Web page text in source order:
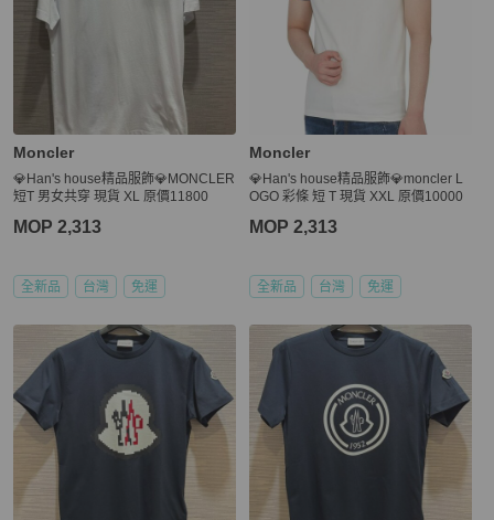
Moncler
💎Han's house精品服飾💎MONCLER
短T 男女共穿 現貨 XL 原價11800
MOP 2,313
全新品 台灣 免運
Moncler
💎Han's house精品服飾💎moncler L
OGO 彩條 短 T 現貨 XXL 原價10000
MOP 2,313
全新品 台灣 免運